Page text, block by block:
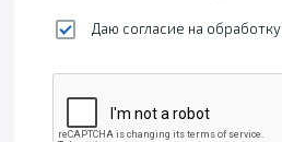
Даю согласие на обработку